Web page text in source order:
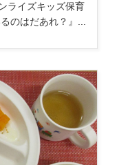
ライズキッズ保育
のはだあれ？』...